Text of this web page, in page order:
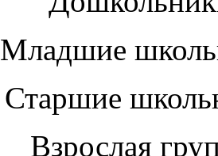
Младшие
Старшие
Взрослая